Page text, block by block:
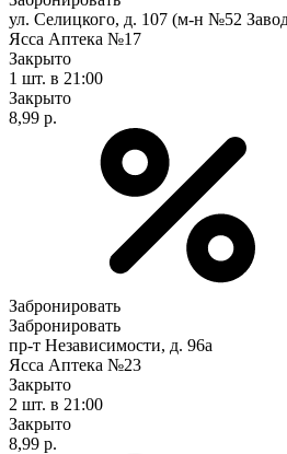
ул. Селицкого, д. 107 (м-н №52
Ясса Аптека №17
Закрыто
1 шт. в 21:00
Закрыто
8,99 р.
Забронировать
Забронировать
пр-т Независимости, д. 96а
Ясса Аптека №23
Закрыто
2 шт. в 21:00
Закрыто
8,99 р.